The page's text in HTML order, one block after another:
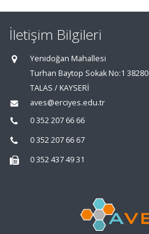
İletişim Bilgileri
Yenidoğan Mahallesi
Turhan Baytop Sokak No:1 38280
TALAS / KAYSERİ
aves@erciyes.edu.tr
0 352 207 66 66
0 352 207 66 67
0 352 437 49 31